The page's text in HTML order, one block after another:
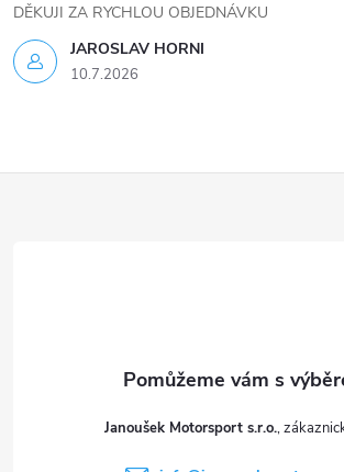
JAROSLAV HORNI
10.7.2026
DĚKUJI ZA RYCHLOU OBJEDNÁVKU
Janoušek Motorsport s.r.o.